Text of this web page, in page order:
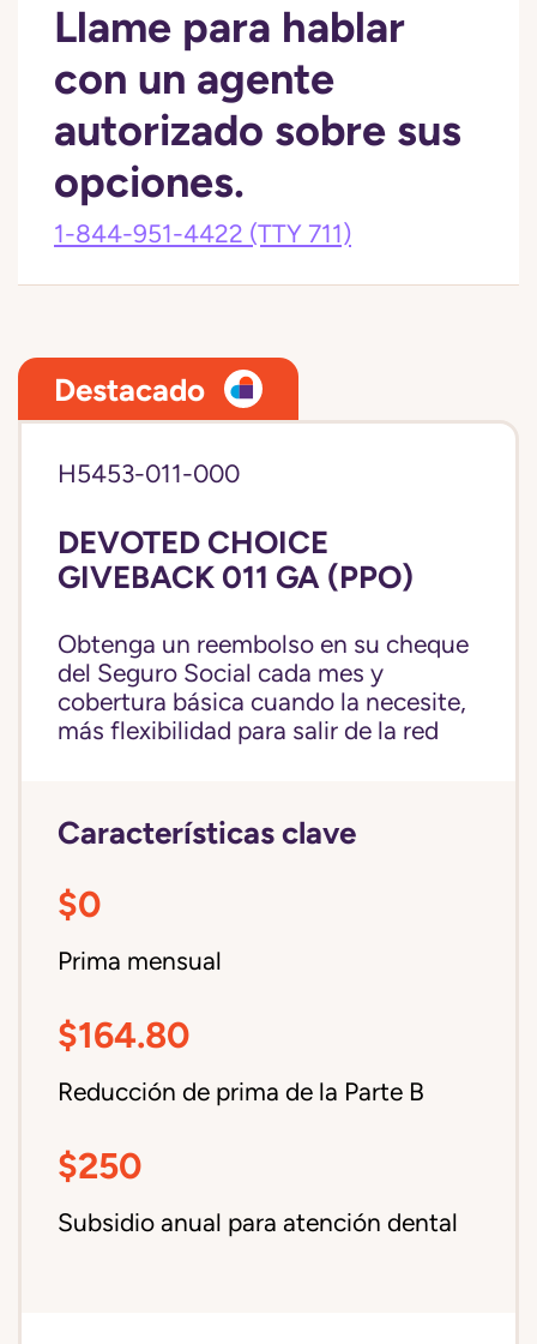
Llame para hablar
con un agente
autorizado sobre sus
opciones.
1-844-951-4422 (TTY 711)
Destacado
H5453-011-000
DEVOTED CHOICE
GIVEBACK 011 GA (PPO)
Obtenga un reembolso en su cheque
del Seguro Social cada mes y
cobertura básica cuando la necesite,
más flexibilidad para salir de la red
Características clave
$0
Prima mensual
$164.80
Reducción de prima de la Parte B
$250
Subsidio anual para atención dental